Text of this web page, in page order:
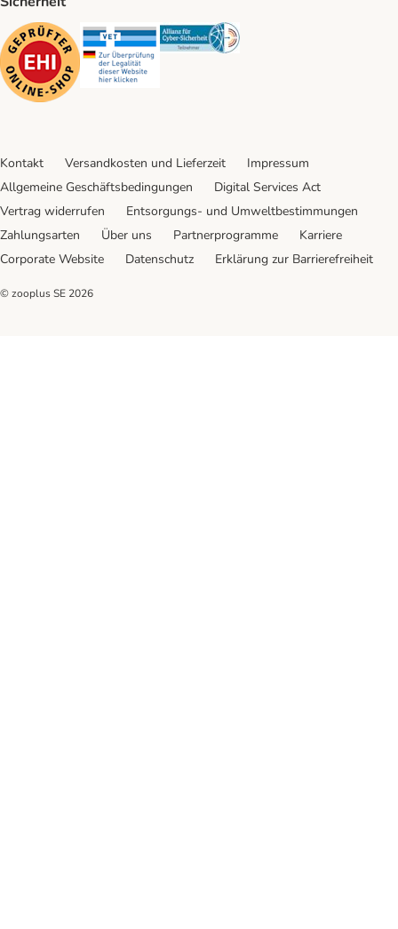
Security Security Security
Kontakt Versandkosten und Lieferzeit
Impressum
Allgemeine Geschäftsbedingungen
Digital Services Act
Vertrag widerrufen
Entsorgungs- und Umweltbestimmungen
Zahlungsarten
Über uns Partnerprogramme
Karriere
Corporate Website
Datenschutz Erklärung zur Barrierefreiheit
© zooplus SE 2026